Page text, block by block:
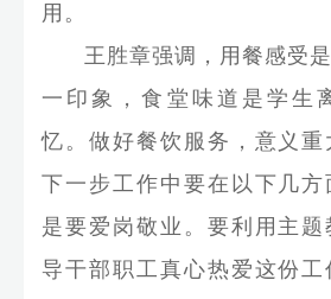
用。
王胜章强调，用餐感受
一印象，食堂味道是学生
忆。做好餐饮服务，意义重
下一步工作中要在以下几方
是要爱岗敬业。要利用主题
导干部职工真心热爱这份工